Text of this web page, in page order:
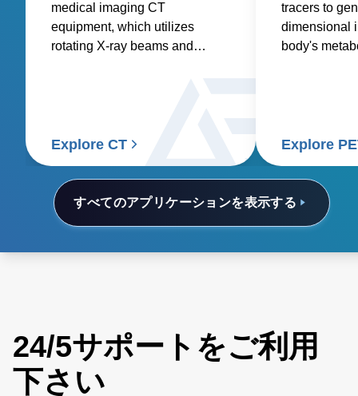
すべてのアプリケーションを表示する
medical imaging CT
equipment, which utilizes
rotating X-ray beams and
Explore CT
tracers to
dimensional
body's
Explore
24/5サポートをご利用
下さい